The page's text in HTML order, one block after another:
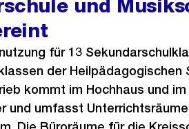
und
für 13
der Heilpädagogischen
kommt im Hochhaus und
und umfasst